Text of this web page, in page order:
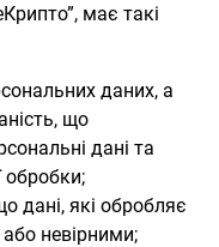
має такі
даних, а
що
дані та
обробки;
дані, які обробляє
невірними;